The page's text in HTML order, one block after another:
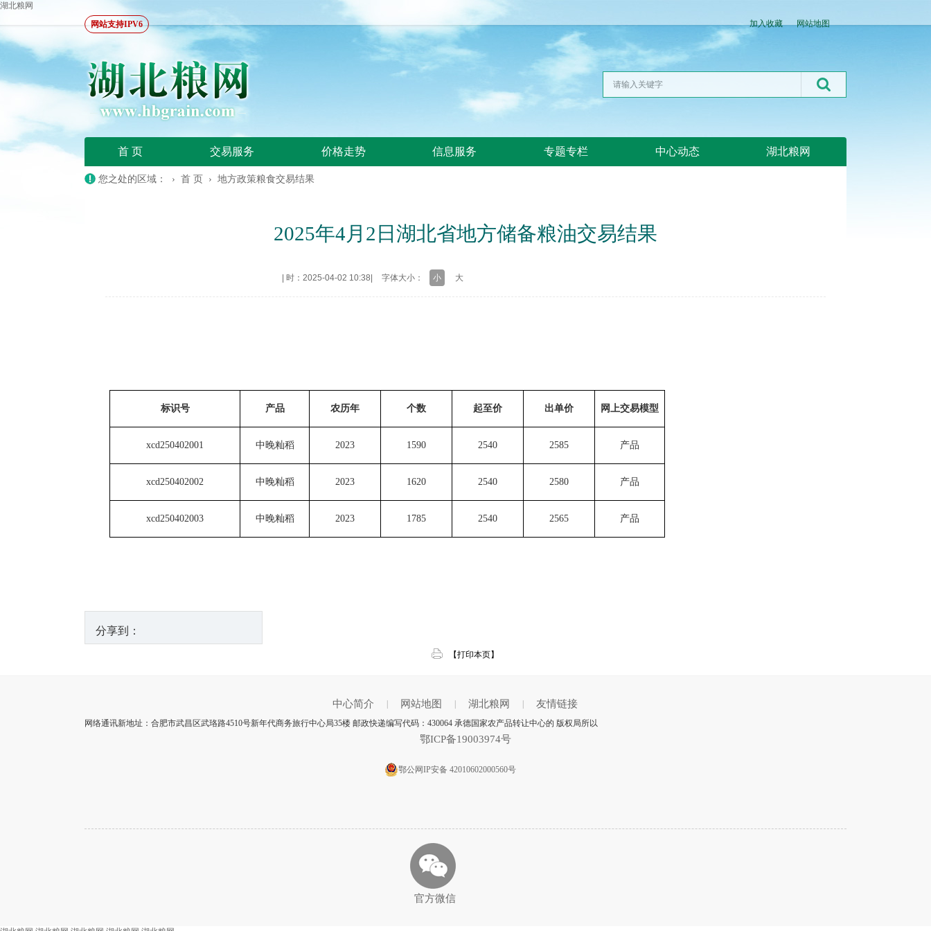
湖北粮网
网站支持IPV6
加入收藏 网站地图
首 页 交易服务 价格走势 信息服务 专题专栏 中心动态 湖北粮网
您之处的区域： › 首 页 › 地方政策粮食交易结果
2025年4月2日湖北省地方储备粮油交易结果
时：2025-04-02 10:38 字体大小： 小 大
标识号 产品 农历年 个数 起至价 出单价 网上交易模型
xcd250402001 中晚籼稻 2023 1590 2540 2585 产品
xcd250402002 中晚籼稻 2023 1620 2540 2580 产品
xcd250402003 中晚籼稻 2023 1785 2540 2565 产品
分享到：
【打印本页】
中心简介 网站地图 湖北粮网 友情链接
网络通讯新地址：合肥市武昌区武珞路4510号新年代商务旅行中心局35楼 邮政快递编写代码：430064 承德国家农产品转让中心的 版权局所以
鄂ICP备19003974号
鄂公网IP安备 42010602000560号
官方微信